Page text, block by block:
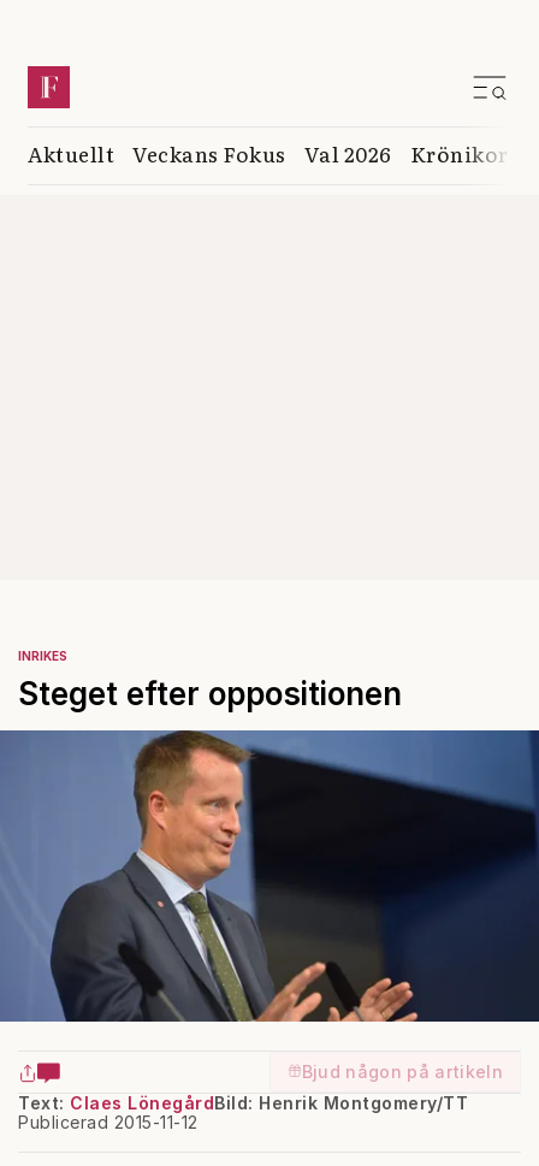
Aktuellt Veckans Fokus Val 2026 Krönikor
INRIKES
Steget efter oppositionen
Bjud någon på artikeln
Text: Claes Lönegård
Publicerad 2015-11-12
Bild: Henrik Montgomery/TT